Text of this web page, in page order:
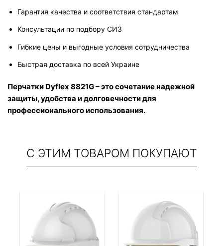
Гарантия качества и соответствия стандартам
Консультации по подбору СИЗ
Гибкие цены и выгодные условия сотрудничества
Быстрая доставка по всей Украине
Перчатки Dyflex 8821G – это сочетание надежной
защиты, удобства и долговечности для
профессионального использования.
С ЭТИМ ТОВАРОМ ПОКУПАЮТ